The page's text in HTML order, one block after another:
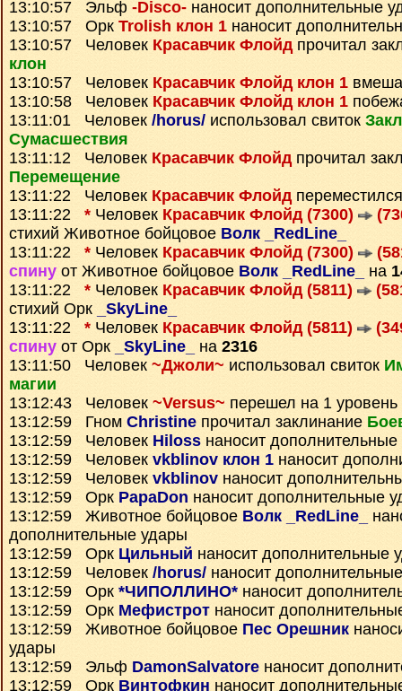
13:10:57 Эльф -Disco- наносит дополнительные
13:10:57 Орк Trolish клон 1 наносит
13:10:57 Человек Красавчик Флойдпрочитал
клон
13:10:57 Человек Красавчик Флойд клон 1
13:10:58 Человек Красавчик Флойд клон 1
13:11:01 Человек /horus/ использовал свиток
Сумаcшествия
13:11:12 Человек Красавчик Флойд прочитал
Перемещение
13:11:22 Человек Красавчик Флойдпереместился
13:11:22 * Человек Красавчик Флойд (7300)
стихий Животное бойцовое Волк _RedLine_
13:11:22 * Человек Красавчик Флойд (7300)
спину от Животное бойцовое Волк _RedLine_ на
13:11:22 * Человек Красавчик Флойд (5811)
стихий Орк
_SkyLine_
13:11:22 * Человек Красавчик Флойд (5811)
спину от Орк _SkyLine_ на 2316
13:11:50 Человек ~Джоли~ использовал свиток
магии
13:12:43 Человек ~Versus~ перешел на 1 уровень
13:12:59 Гном Christine прочитал заклинание
13:12:59 Человек Hiloss наносит
13:12:59 Человек vkblinov клон 1 наносит
13:12:59 Человек vkblinov наносит
13:12:59 Орк PapaDon наносит дополнительные
13:12:59 Животное бойцовое Волк _RedLine_
дополнительные удары
13:12:59 Орк Цильный наносит дополнительные
13:12:59 Человек /horus/ наносит
13:12:59 Орк *ЧИПОЛЛИНО* наносит
13:12:59 Орк Мефистрот наносит
13:12:59 Животное бойцовое Пес Орешник
удары
13:12:59 Эльф DamonSalvatore наносит
13:12:59 Орк Винтофкин наносит